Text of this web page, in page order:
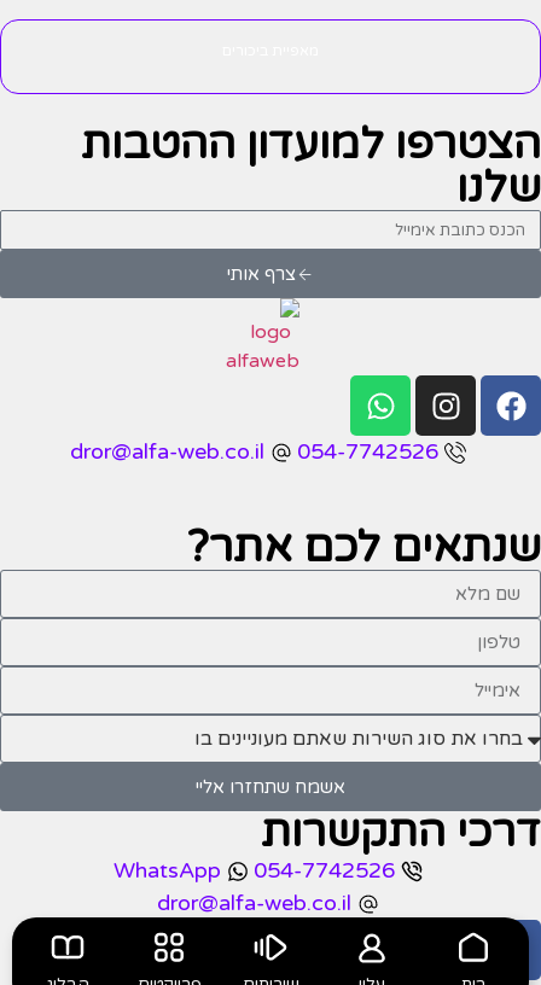
הצטרפו למועדון ההטבות
שלנו
צרף אותי
054-7742526
dror@alfa-web.co.il
שנתאים לכם אתר?
אשמח שתחזרו אליי
דרכי התקשרות
054-7742526
WhatsApp
dror@alfa-web.co.il